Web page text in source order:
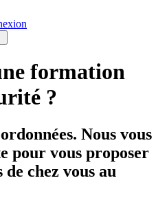
formation
?
Nous vous
pour vous proposer
chez vous au